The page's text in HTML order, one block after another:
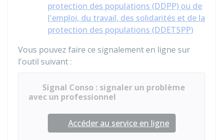
protection des populations (DDPP) ou de
l'emploi, du travail, des solidarités et de la
protection des populations (DDETSPP)
Vous pouvez faire ce signalement en ligne sur
l'outil suivant :
Signal Conso : signaler un problème
avec un professionnel
Accéder au service en ligne